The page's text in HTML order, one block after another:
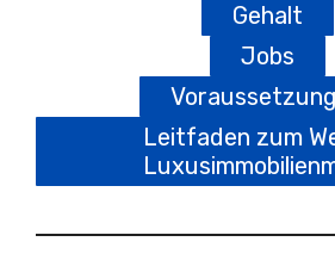
Gehalt
Jobs
Leitfaden zum